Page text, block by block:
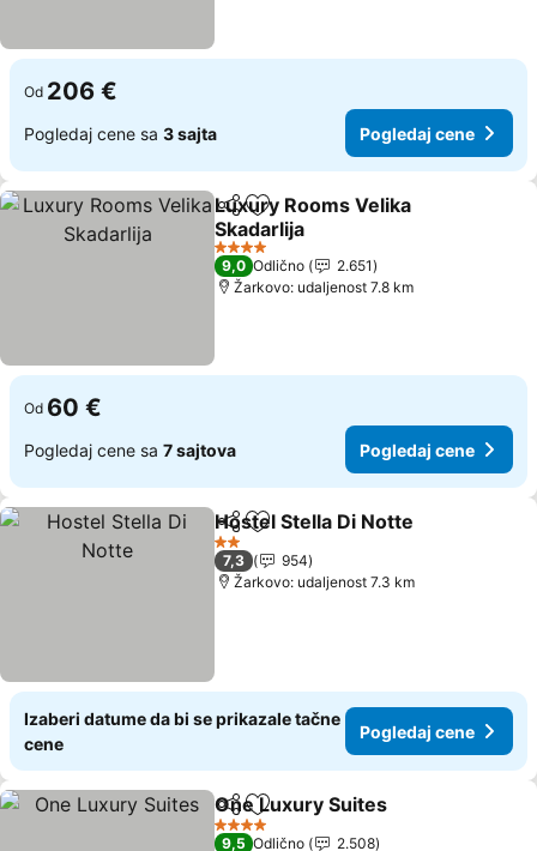
Od 206 €
Pogledaj cene sa 3 sajta Pogledaj cene
Deli Dodati u favorite
Luxury Rooms Velika
Skadarlija
4 Zvezdice
9,0 Odlično
2.651
Žarkovo: udaljenost 7.8 km
Od 60 €
Pogledaj cene sa 7 sajtova Pogledaj cene
Deli Dodati u favorite
Hostel Stella Di Notte
2 Zvezdice
7,3
954
Žarkovo: udaljenost 7.3 km
Izaberi datume da bi se prikazale tačne
cene
Pogledaj cene
Deli Dodati u favorite
One Luxury Suites
4 Zvezdice
9,5 Odlično
2.508